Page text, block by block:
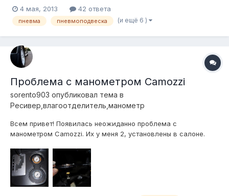
4 мая, 2013 42 ответа
пневма пневмоподвеска (и ещё 6 )
Проблема с манометром Camozzi
sorento903 опубликовал тема в
Ресивер,влагоотделитель,манометр
Всем привет! Появилась неожиданно проблема с
манометром Camozzi. Их у меня 2, установлены в салоне.
изменении давления в движении,когда стрелку
передергивает. Стрелка о циферблат не задевает, похоже,
что задевает внутренний механизм.На его рабо...